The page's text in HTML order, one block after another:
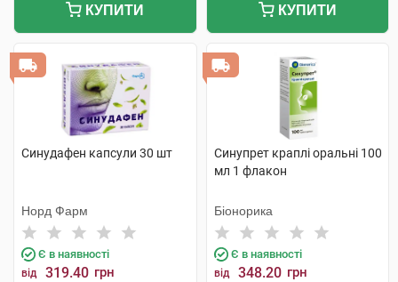
КУПИТИ КУПИТИ
Синудафен капсули 30 шт
Норд Фарм
Є в наявності
від 319.40 грн
Синупрет краплі оральні 100
мл 1 флакон
Біонорика
Є в наявності
від 348.20 грн